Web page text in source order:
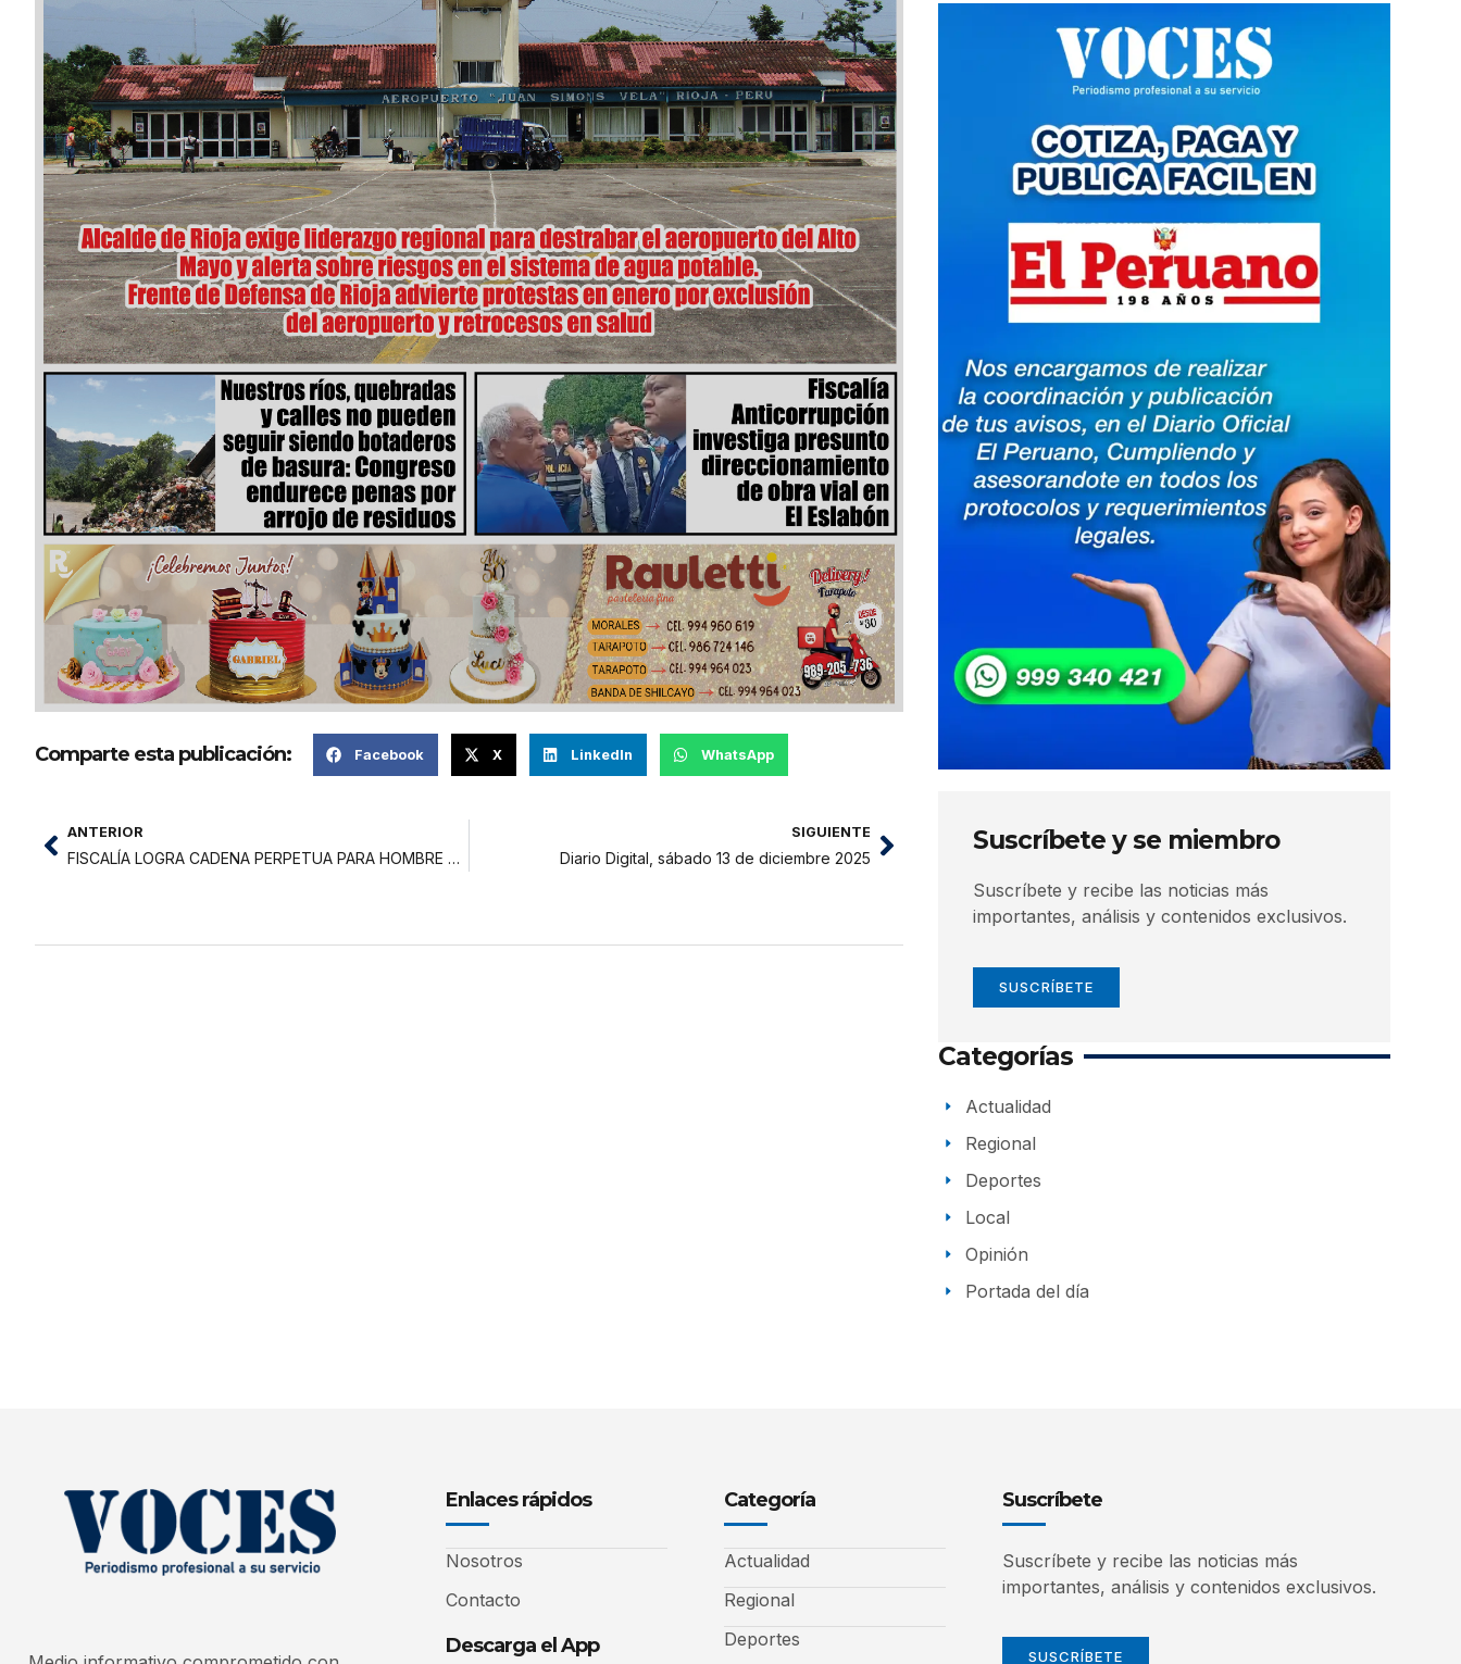
Comparte esta publicación: Facebook X LinkedIn WhatsApp
ANTERIOR
FISCALÍA LOGRA CADENA PERPETUA PARA HOMBRE CONDENADO POR VIOLACIÓN SEXUAL DE MENOR DE 7 AÑOS
SIGUIENTE
Diario Digital, sábado 13 de diciembre 2025
Suscríbete y se miembro
Suscríbete y recibe las noticias más
importantes, análisis y contenidos exclusivos.
SUSCRÍBETE
Categorías
Actualidad
Regional
Deportes
Local
Opinión
Portada del día
Enlaces rápidos
Nosotros
Contacto
Descarga el App
Categoría
Actualidad
Regional
Deportes
Suscríbete
Suscríbete y recibe las noticias más
importantes, análisis y contenidos exclusivos.
SUSCRÍBETE